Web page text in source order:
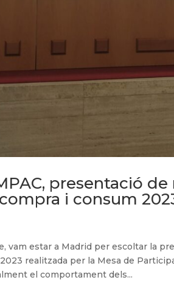
presentació
i consum
vam estar a Madrid per escoltar la
realitzada per la Mesa de
el comportament dels...